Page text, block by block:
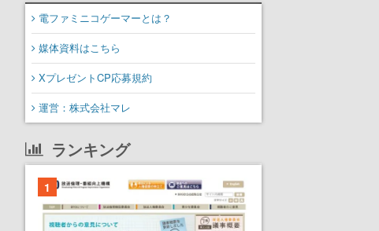
電ファミニコゲーマーとは？
媒体資料はこちら
XプレゼントCP応募規約
運営：株式会社マレ
ランキング
1